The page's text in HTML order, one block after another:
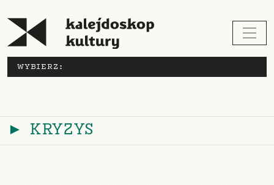
WYBIERZ:
► KRYZYS